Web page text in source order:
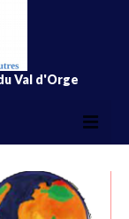
Val d'Orge